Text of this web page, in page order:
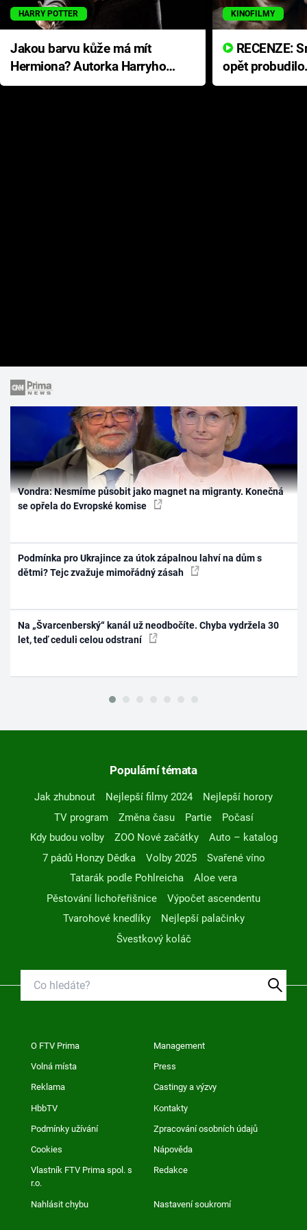
HARRY POTTER
Jakou barvu kůže má mít
Hermiona? Autorka Harryho
Pottera přišla s ráznou
KINOFILMY
opět
přichází s
Vondra: Nesmíme působit jako magnet na migranty. Konečná
se opřela do Evropské komise
Podmínka pro Ukrajince za útok zápalnou lahví na dům s
dětmi? Tejc zvažuje mimořádný zásah
Na „Švarcenberský“ kanál už neodbočíte. Chyba vydržela 30
let, teď ceduli celou odstraní
Populární témata
Jak zhubnout Nejlepší filmy 2024
Nejlepší horory
TV program
Změna času Partie
Počasí
Kdy budou volby
ZOO Nové začátky
Auto – katalog
7 pádů Honzy Dědka
Volby 2025
Svařené víno
Tatarák podle Pohlreicha
Aloe vera
Pěstování lichořeřišnice
Výpočet ascendentu
Tvarohové knedlíky
Nejlepší palačinky
Švestkový koláč
O FTV Prima Management
Volná místa Press
Reklama Castingy a výzvy
HbbTV Kontakty
Podmínky užívání Zpracování osobních údajů
Cookies Nápověda
Vlastník FTV Prima spol. s
r.o.
Redakce
Nahlásit chybu Nastavení soukromí